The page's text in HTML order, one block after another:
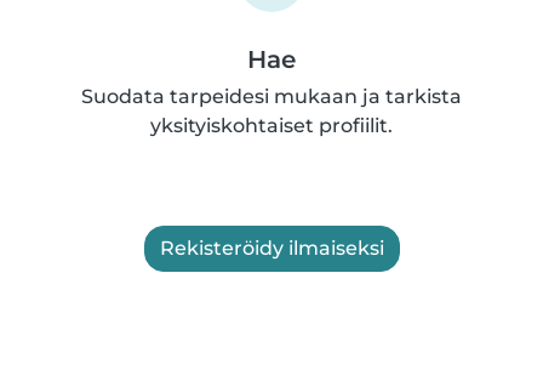
Hae
Suodata tarpeidesi mukaan ja tarkista
yksityiskohtaiset profiilit.
Rekisteröidy ilmaiseksi